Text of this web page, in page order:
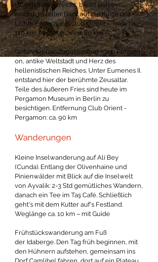
Hügelspitze erreicht, bietet sich ein
eindrucksvoller Blick auf die Küste des
Lichts. Entfernung Club Orient – Troja: ca.
110 km, nach Assos: ca. 60 km.
Geführter Ganztagesausflug nach Pergam
on, antike Weltstadt und Herz des
hellenistischen Reiches. Unter Eumenes II.
entstand hier der berühmte Zeusaltar.
Teile des äußeren Fries sind heute im
Pergamon Museum in Berlin zu
besichtigen. Entfernung Club Orient -
Pergamon: ca. 90 km
Wanderungen
Kleine Inselwanderung auf Ali Bey
(Cunda). Entlang der Olivenhaine und
Pinienwälder mit Blick auf die Inselwelt
von Ayvalik: 2-3 Std gemütliches Wandern,
danach ein Tee im Taş Café. Schließlich
geht's mit dem Kutter auf's Festland.
Weglänge ca. 10 km – mit Guide
Frühstückswanderung am Fuß
der Idaberge. Den Tag früh beginnen, mit
den Hühnern aufstehen, gemeinsam ins